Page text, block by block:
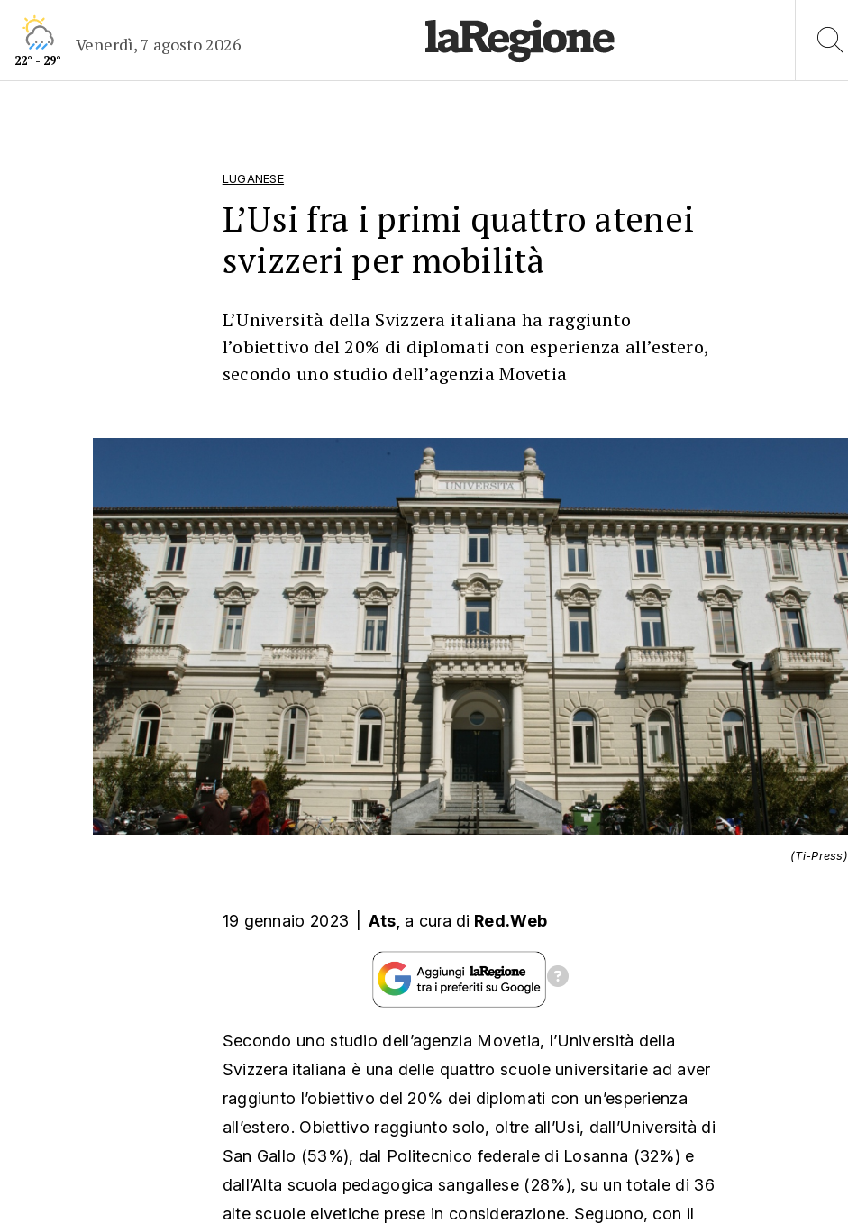
22° - 29°
Venerdì, 7 agosto 2026
LUGANESE
L’Usi fra i primi quattro atenei
svizzeri per mobilità
L’Università della Svizzera italiana ha raggiunto
l’obiettivo del 20% di diplomati con esperienza all’estero,
secondo uno studio dell’agenzia Movetia
(Ti-Press)
19 gennaio 2023 Ats, a cura di Red.Web
Secondo uno studio dell’agenzia Movetia, l’Università della
Svizzera italiana è una delle quattro scuole universitarie ad aver
raggiunto l’obiettivo del 20% dei diplomati con un’esperienza
all’estero. Obiettivo raggiunto solo, oltre all’Usi, dall’Università di
San Gallo (53%), dal Politecnico federale di Losanna (32%) e
dall’Alta scuola pedagogica sangallese (28%), su un totale di 36
alte scuole elvetiche prese in considerazione. Seguono, con il